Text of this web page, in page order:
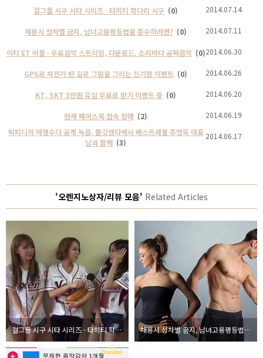
걸그룹 시구 시타 시리즈 - 타히티 학다리 시구 (0) 2014.07.14
채용시 성차별 금지, 남녀고용평등법을 준수하려면? (0) 2014.07.11
이티 ET 어플 - 무료음악 스트리밍, 다운로드. 소리바다 공짜음악 (0)2014.06.30
GPS로 자전거 탄 길로 그림을 그리는 신기한 이벤트 (0) 2014.06.26
KT, SKT 3만원 유심 무료로 받기 이벤트 중 (0) 2014.06.20
현재 페이스북 접속 장애 (2)
2014.06.19
탁피디의 여행수다 공개 녹음, 쫄깃센타에서 베스트래블 주영욱 대표
님과 함께 (3)
2014.06.17
'오렌지노상자/리뷰 모음' Related Articles
걸그룹 시구 시타 시리즈 - 타히티 학다리 시구 채용시 성차별 금지, 남녀고용평등법을 준수하려면?